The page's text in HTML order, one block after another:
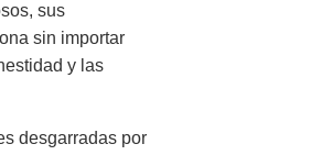
sus
sin importar
y las
desgarradas por